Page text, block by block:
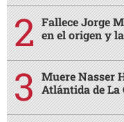
Fallece Jorge
en el origen y
Muere Nasser
Atlántida de La